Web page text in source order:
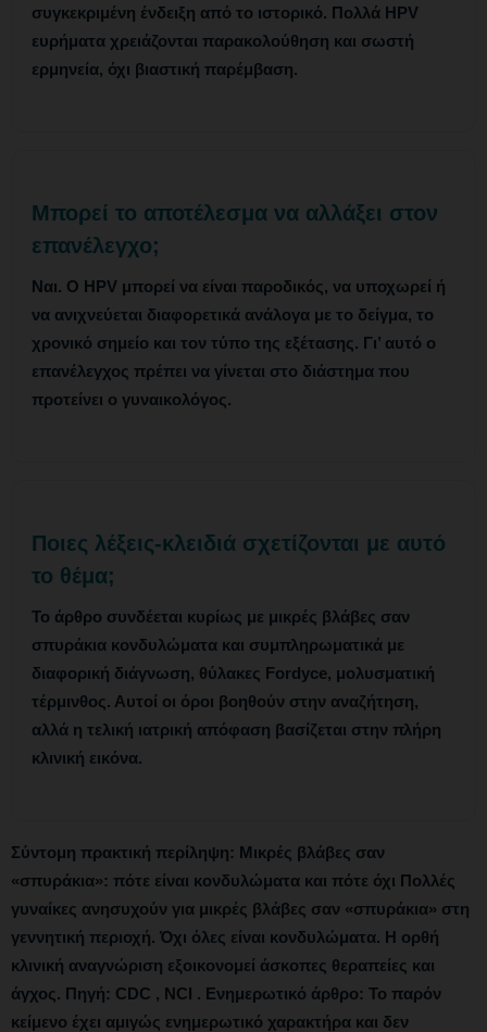
συγκεκριμένη ένδειξη από το ιστορικό. Πολλά HPV
ευρήματα χρειάζονται παρακολούθηση και σωστή
ερμηνεία, όχι βιαστική παρέμβαση.
Μπορεί το αποτέλεσμα να αλλάξει στον
επανέλεγχο;
Ναι. Ο HPV μπορεί να είναι παροδικός, να υποχωρεί ή
να ανιχνεύεται διαφορετικά ανάλογα με το δείγμα, το
χρονικό σημείο και τον τύπο της εξέτασης. Γι’ αυτό ο
επανέλεγχος πρέπει να γίνεται στο διάστημα που
προτείνει ο γυναικολόγος.
Ποιες λέξεις-κλειδιά σχετίζονται με αυτό
το θέμα;
Το άρθρο συνδέεται κυρίως με μικρές βλάβες σαν
σπυράκια κονδυλώματα και συμπληρωματικά με
διαφορική διάγνωση, θύλακες Fordyce, μολυσματική
τέρμινθος. Αυτοί οι όροι βοηθούν στην αναζήτηση,
αλλά η τελική ιατρική απόφαση βασίζεται στην πλήρη
κλινική εικόνα.
Σύντομη πρακτική περίληψη: Μικρές βλάβες σαν
«σπυράκια»: πότε είναι κονδυλώματα και πότε όχι Πολλές
γυναίκες ανησυχούν για μικρές βλάβες σαν «σπυράκια» στη
γεννητική περιοχή. Όχι όλες είναι κονδυλώματα. Η ορθή
κλινική αναγνώριση εξοικονομεί άσκοπες θεραπείες και
άγχος. Πηγή: CDC , NCI . Ενημερωτικό άρθρο: Το παρόν
κείμενο έχει αμιγώς ενημερωτικό χαρακτήρα και δεν